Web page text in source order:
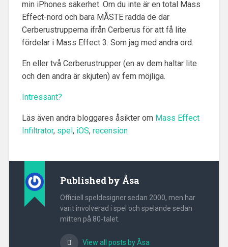
min iPhones säkerhet. Om du inte är en total Mass
Effect-nörd och bara MÅSTE rädda de där
Cerberustrupperna ifrån Cerberus för att få lite
fördelar i Mass Effect 3. Som jag med andra ord.
En eller två Cerberustrupper (en av dem haltar lite
och den andra är skjuten) av fem möjliga.
Intressant?
Läs även andra bloggares åsikter om Mass Effect
Infiltrator, spel, iOS, recension
Published by Åsa
Officiell speldesigner sedan 2000, men har
varit involverad i spel och spelande sedan
mitten på 80-talet.
View all posts by Åsa